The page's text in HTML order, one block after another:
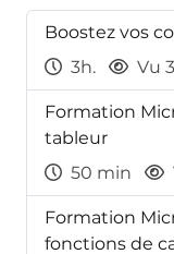
Boostez vos
3h.
Vu
Formation
tableur
50 min
Formation
fonctions de